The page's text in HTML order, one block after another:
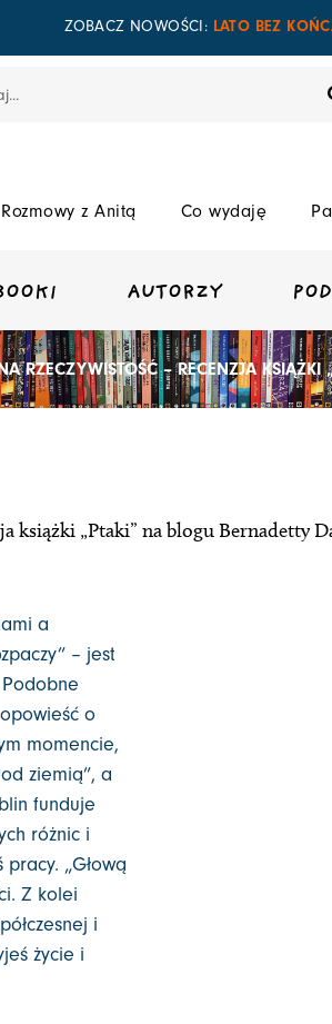
ZOBACZ NOWOŚCI: LATO BEZ
Rozmowy z Anitą Co wydaję
AUTORZY
RZECZYWISTOŚĆ – RECENZJA KSIĄŻKI
książki „Ptaki” na blogu Bernadetty
a
– jest
o
momencie,
ziemią”, a
funduje
różnic i
„Głową
Z kolei
i
życie i